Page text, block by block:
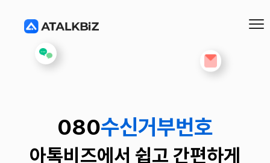
080수신거부번호
아톡비즈에서 쉽고 간편하게